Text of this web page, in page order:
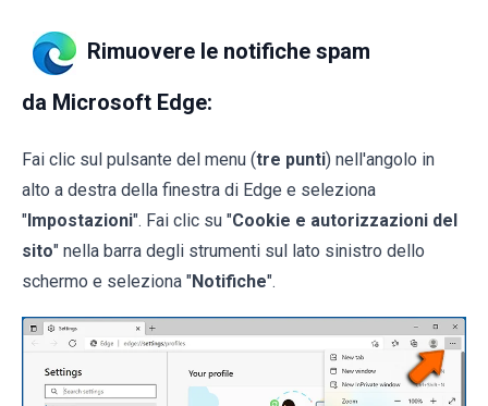
Rimuovere le notifiche spam
da Microsoft Edge:
Fai clic sul pulsante del menu (tre punti) nell'angolo in
alto a destra della finestra di Edge e seleziona
" Impostazioni". Fai clic su "Cookie e autorizzazioni del
sito" nella barra degli strumenti sul lato sinistro dello
schermo e seleziona "Notifiche".